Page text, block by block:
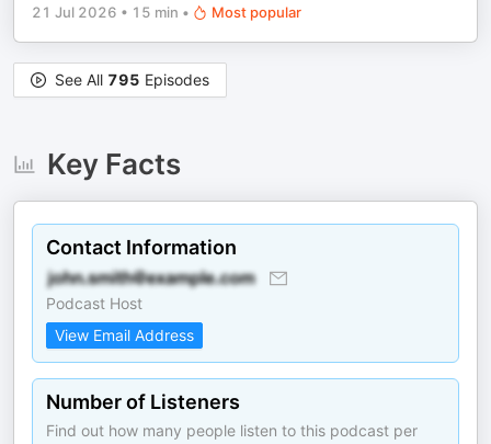
21 Jul 2026 • 15 min • Most popular
See All 795 Episodes
Key Facts
Contact Information
Podcast Host
View Email Address
Number of Listeners
Find out how many people listen to this podcast per